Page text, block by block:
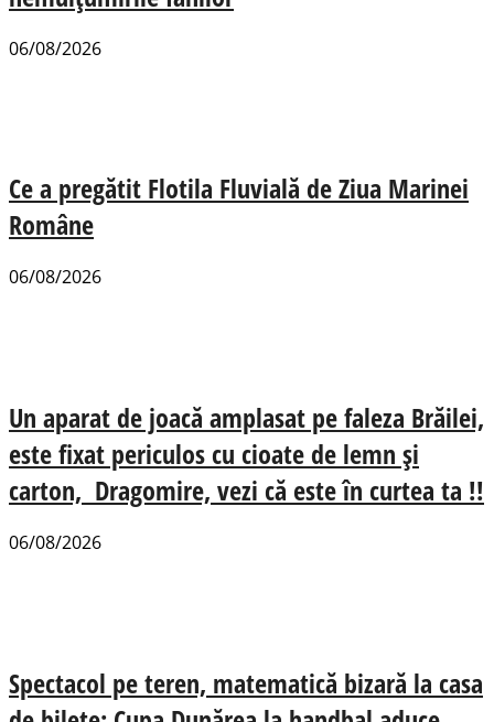
06/08/2026
Ce a pregătit Flotila Fluvială de Ziua Marinei
Române
06/08/2026
Un aparat de joacă amplasat pe faleza Brăilei,
este fixat periculos cu cioate de lemn și
carton, Dragomire, vezi că este în curtea ta !!
06/08/2026
Spectacol pe teren, matematică bizară la casa